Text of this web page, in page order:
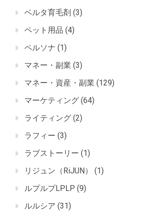
ベルタ育毛剤 (3)
ペット用品 (4)
ペルソナ (1)
マネー・副業 (3)
マネー・資産・副業 (129)
マーケティング (64)
ライティング (2)
ラフィー (3)
ラブストーリー (1)
リジュン（RiJUN）
(1)
ルプルプLPLP (9)
ルルシア (31)